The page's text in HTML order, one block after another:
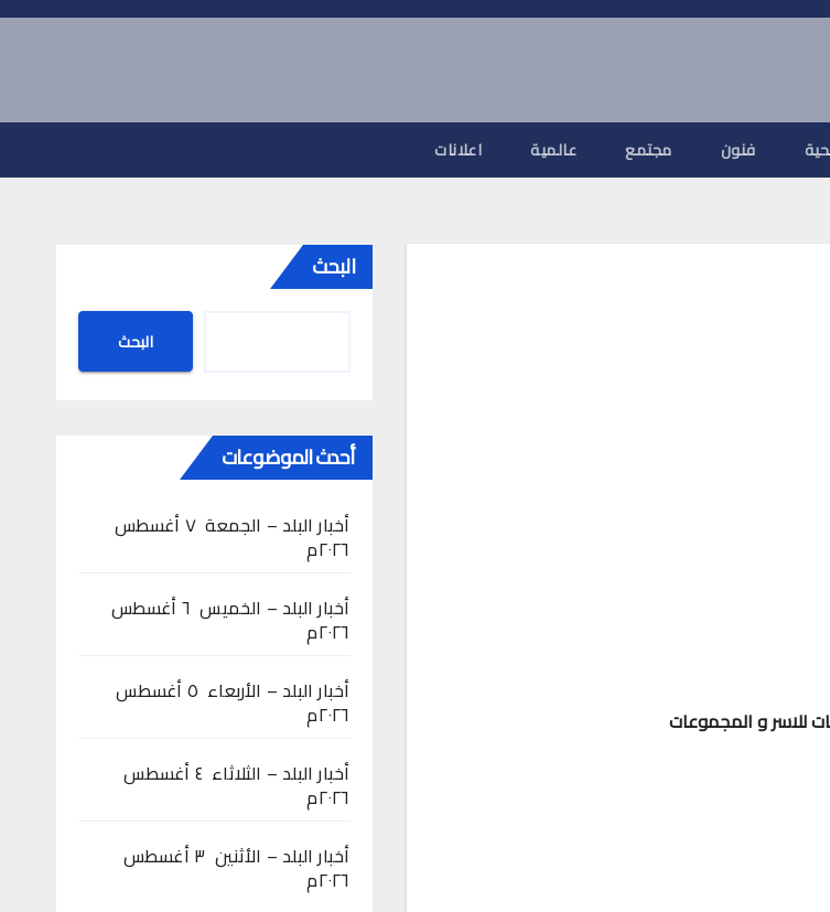
فنون مجتمع عالمية اعلانات
للاسر و المجموعات
البحث
البحث
أحدث الموضوعات
أخبار البلد – الجمعة ٧ أغسطس
٢٠٢٦م
أخبار البلد – الخميس ٦ أغسطس
٢٠٢٦م
أخبار البلد – الأربعاء ٥ أغسطس
٢٠٢٦م
أخبار البلد – الثلاثاء ٤ أغسطس
٢٠٢٦م
أخبار البلد – الأثنين ٣ أغسطس
٢٠٢٦م